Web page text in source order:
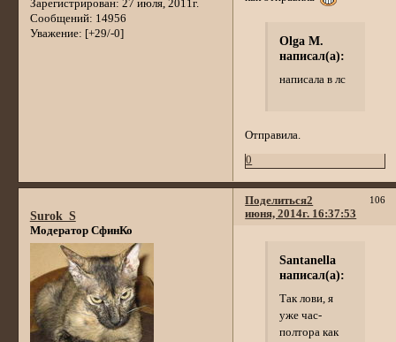
Зарегистрирован: 27 июля, 2011г.
Сообщений: 14956
Уважение: [+29/-0]
Olga M.
написал(а):
написала в лс
Отправила.
0
Поделиться 106
2
июня, 2014г. 16:37:53
Surok_S
Модератор СфинКо
Santanella
написал(а):
Так лови, я
уже час-
полтора как